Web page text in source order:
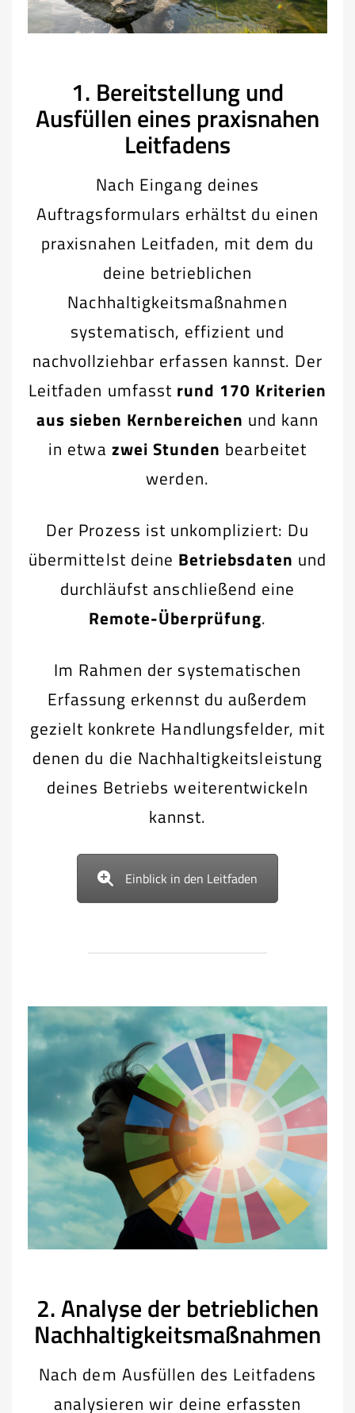
1. Bereitstellung und
Ausfüllen eines praxisnahen
Leitfadens
Nach Eingang deines
Auftragsformulars erhältst du einen
praxisnahen Leitfaden, mit dem du
deine betrieblichen
Nachhaltigkeitsmaßnahmen
systematisch, effizient und
nachvollziehbar erfassen kannst. Der
Leitfaden umfasst rund 170 Kriterien
aus sieben Kernbereichen und kann
in etwa zwei Stunden bearbeitet
werden.
Der Prozess ist unkompliziert: Du
übermittelst deine Betriebsdaten und
durchläufst anschließend eine
Remote-Überprüfung.
Im Rahmen der systematischen
Erfassung erkennst du außerdem
gezielt konkrete Handlungsfelder, mit
denen du die Nachhaltigkeitsleistung
deines Betriebs weiterentwickeln
kannst.
Einblick in den Leitfaden
2. Analyse der betrieblichen
Nachhaltigkeitsmaßnahmen
Nach dem Ausfüllen des Leitfadens
analysieren wir deine erfassten